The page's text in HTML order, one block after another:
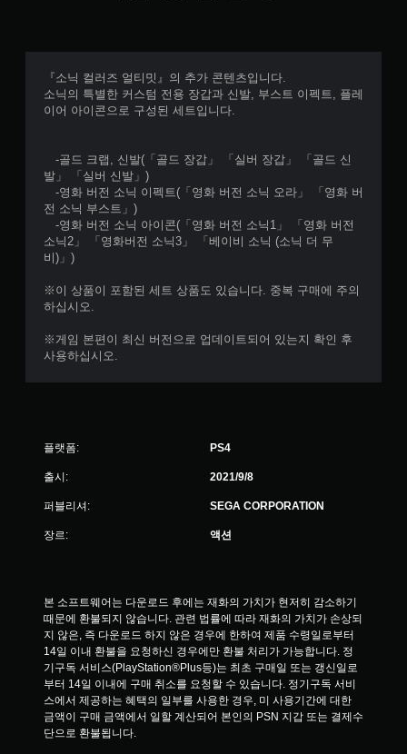
『소닉 컬러즈 얼티밋』의 추가 콘텐츠입니다.
소닉의 특별한 커스텀 전용 장갑과 신발, 부스트 이펙트, 플레
이어 아이콘으로 구성된 세트입니다.
-골드 크랩, 신발(「골드 장갑」 「실버 장갑」 「골드 신
발」 「실버 신발」)
-영화 버전 소닉 이펙트(「영화 버전 소닉 오라」 「영화 버
전 소닉 부스트」)
-영화 버전 소닉 아이콘(「영화 버전 소닉1」 「영화 버전
소닉2」 「영화버전 소닉3」 「베이비 소닉 (소닉 더 무
비)」)
※이 상품이 포함된 세트 상품도 있습니다. 중복 구매에 주의
하십시오.
※게임 본편이 최신 버전으로 업데이트되어 있는지 확인 후
사용하십시오.
플랫폼: PS4
출시: 2021/9/8
퍼블리셔: SEGA CORPORATION
장르: 액션
본 소프트웨어는 다운로드 후에는 재화의 가치가 현저히 감소하기
때문에 환불되지 않습니다. 관련 법률에 따라 재화의 가치가 손상되
지 않은, 즉 다운로드 하지 않은 경우에 한하여 제품 수령일로부터
14일 이내 환불을 요청하신 경우에만 환불 처리가 가능합니다. 정
기구독 서비스(PlayStation®Plus등)는 최초 구매일 또는 갱신일로
부터 14일 이내에 구매 취소를 요청할 수 있습니다. 정기구독 서비
스에서 제공하는 혜택의 일부를 사용한 경우, 미 사용기간에 대한
금액이 구매 금액에서 일할 계산되어 본인의 PSN 지갑 또는 결제수
단으로 환불됩니다.